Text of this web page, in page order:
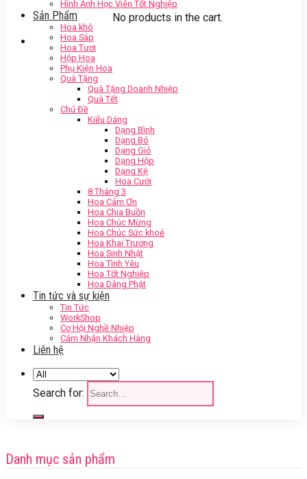
No products in the cart.
Hình Ảnh Học Viên Tốt Nghiệp
Sản Phẩm
Hoa khô
Hoa Sáp
Hoa Tươi
Hộp Hoa
Phụ Kiện Hoa
Quà Tặng
Quà Tặng Doanh Nhiệp
Quà Tết
Chủ Đề
Kiểu Dáng
Dạng Bình
Dạng Bó
Dạng Giỏ
Dạng Hộp
Dạng Kệ
Hoa Cưới
8 Tháng 3
Hoa Cảm Ơn
Hoa Chia Buồn
Hoa Chúc Mừng
Hoa Chúc Sức khoẻ
Hoa Khai Trương
Hoa Sinh Nhật
Hoa Tình Yêu
Hoa Tốt Nghiệp
Hoa Dâng Phật
Tin tức và sự kiện
Tin Tức
WorkShop
Cơ Hội Nghề Nhiệp
Cảm Nhận Khách Hàng
Liên hệ
Search for:
Danh mục sản phẩm